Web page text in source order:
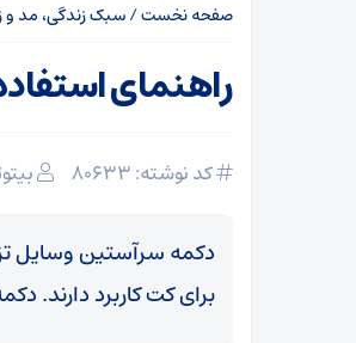
صفحه نخست/سبک زندگی، مد و
راهنمای
کد نوشته: 80633
دکمه سرآستین وسایل
برای کت کاربرد دارند.